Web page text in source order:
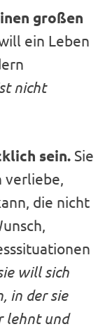
großen
ein Leben
nicht
sein.Sie
verliebe,
die nicht
will sich
in der sie
lehnt und